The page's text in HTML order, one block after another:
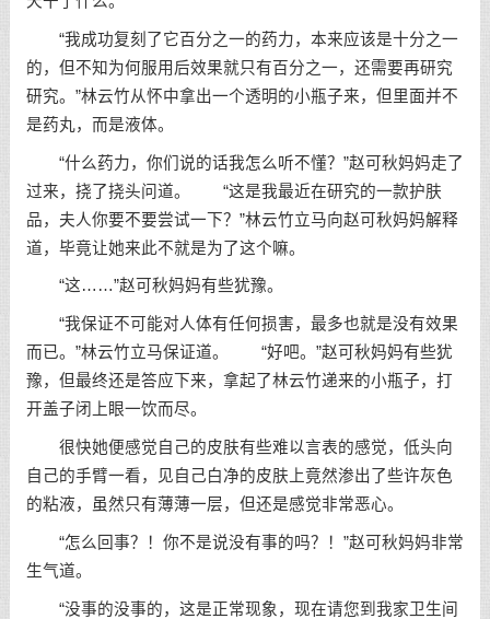
“我成功复刻了它百分之一的药力，本来应该是十分之一
的，但不知为何服用后效果就只有百分之一，还需要再研究
研究。”林云竹从怀中拿出一个透明的小瓶子来，但里面并不
是药丸，而是液体。
“什么药力，你们说的话我怎么听不懂？”赵可秋妈妈走了
过来，挠了挠头问道。 “这是我最近在研究的一款护肤
品，夫人你要不要尝试一下？”林云竹立马向赵可秋妈妈解释
道，毕竟让她来此不就是为了这个嘛。
“这……”赵可秋妈妈有些犹豫。
“我保证不可能对人体有任何损害，最多也就是没有效果
而已。”林云竹立马保证道。 “好吧。”赵可秋妈妈有些犹
豫，但最终还是答应下来，拿起了林云竹递来的小瓶子，打
开盖子闭上眼一饮而尽。
很快她便感觉自己的皮肤有些难以言表的感觉，低头向
自己的手臂一看，见自己白净的皮肤上竟然渗出了些许灰色
的粘液，虽然只有薄薄一层，但还是感觉非常恶心。
“怎么回事？！你不是说没有事的吗？！”赵可秋妈妈非常
生气道。
“没事的没事的，这是正常现象，现在请您到我家卫生间